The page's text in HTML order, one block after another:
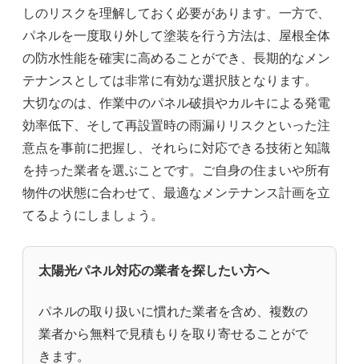
しのリスクを理解しておく必要があります。一方で、
パネルを一度取り外して塗装を行う方法は、屋根全体
の防水性能を確実に高めることができ、長期的なメン
テナンスとしては非常に有効な選択肢となります。
大切なのは、作業中のパネル破損やカルキによる発電
効率低下、そして再設置時の雨漏りリスクといった注
意点を事前に把握し、それらに対応できる技術と知識
を持った業者を選ぶことです。ご自身の住まいや所有
物件の状態に合わせて、最適なメンテナンス計画を立
てるようにしましょう。
太陽光パネル対応の業者を探したい方へ
パネルの取り扱いに慣れた業者を含め、複数の
業者から無料で見積もりを取り寄せることがで
きます。